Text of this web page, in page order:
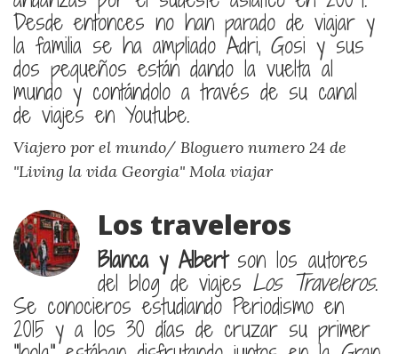
Desde entonces no han parado de viajar y
la familia se ha ampliado Adri, Gosi y sus
dos pequeños están dando la vuelta al
mundo y contándolo a través de su canal
de viajes en Youtube.
Viajero por el mundo/ Bloguero numero 24 de
"Living la vida Georgia" Mola viajar
Los traveleros
Blanca y Albert son los autores
del blog de viajes Los Traveleros.
Se conocieros estudiando Periodismo en
2015 y a los 30 días de cruzar su primer